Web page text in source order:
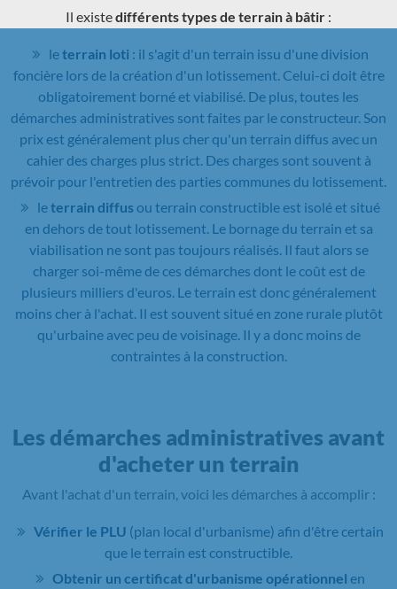
Il existedifférents types de terrain à bâtir :
leterrain loti : il s'agit d'un terrain issu d'une division
foncière lors de la création d'un lotissement. Celui-ci doit être
obligatoirement borné et viabilisé. De plus, toutes les
démarches administratives sont faites par le constructeur. Son
prix est généralement plus cher qu'un terrain diffus avec un
cahier des charges plus strict. Des charges sont souvent à
prévoir pour l'entretien des parties communes du lotissement.
leterrain diffusou terrain constructible est isolé et situé
en dehors de tout lotissement. Le bornage du terrain et sa
viabilisation ne sont pas toujours réalisés. Il faut alors se
charger soi-même de ces démarches dont le coût est de
plusieurs milliers d'euros. Le terrain est donc généralement
moins cher à l'achat. Il est souvent situé en zone rurale plutôt
qu'urbaine avec peu de voisinage. Il y a donc moins de
contraintes à la construction.
Les démarches administratives avant
d'acheter un terrain
Avant l'achat d'un terrain, voici les démarches à accomplir :
Vérifier le PLU (plan local d'urbanisme) afin d'être certain
que le terrain est constructible.
Obtenir un certificat d'urbanisme opérationnel en